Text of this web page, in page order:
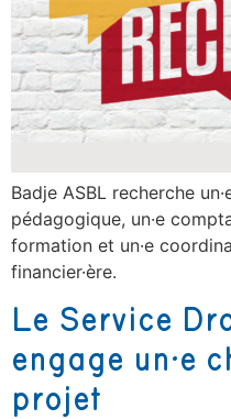
Badje ASBL recherche
pédagogique, un·e
formation et un·e
financier·ère.
Le Service
engage un·e
projet